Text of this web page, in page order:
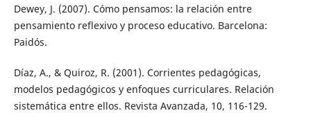
Dewey, J. (2007). Cómo pensamos: la relación entre
pensamiento reflexivo y proceso educativo. Barcelona:
Paidós.
Díaz, A., & Quiroz, R. (2001). Corrientes pedagógicas,
modelos pedagógicos y enfoques curriculares. Relación
sistemática entre ellos. Revista Avanzada, 10, 116-129.